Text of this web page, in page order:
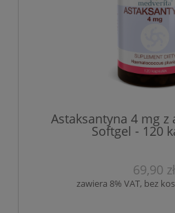
Astaksantyna 4 mg z
Softgel - 120
69,90 zł
zawiera 8% VAT, bez